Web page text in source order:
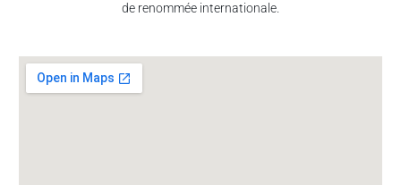
de renommée internationale.